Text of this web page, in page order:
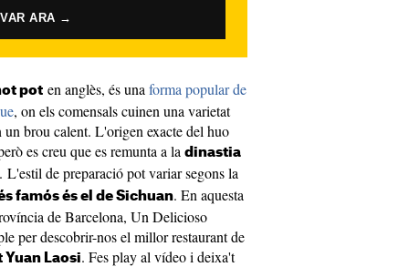
ARA →
pot en anglès, és una forma popular de
, on els comensals cuinen una varietat
brou calent. L'origen exacte del huo
es creu que es remunta a la dinastia
de preparació pot variar segons la
famós és el de Sichuan. En aquesta
de Barcelona, Un Delicioso
per descobrir-nos el millor restaurant de
Laosi. Fes play al vídeo i deixa't